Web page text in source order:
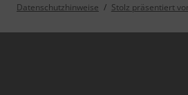
Datenschutzhinweise Stolz präsentiert